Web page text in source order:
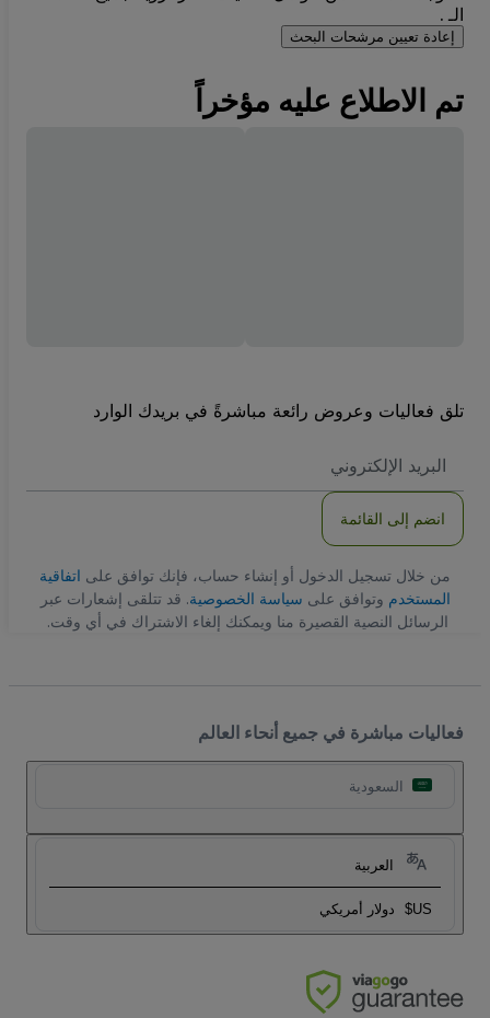
الـ .
إعادة تعيين مرشحات البحث
تم الاطلاع عليه مؤخراً
تلق فعاليات وعروض رائعة مباشرةً في بريدك الوارد
الاكتروني
انضم إلى القائمة
من خلال تسجيل الدخول أو إنشاء حساب، فإنك توافق على اتفاقية
المستخدم وتوافق على سياسة الخصوصية. قد تتلقى إشعارات عبر
الرسائل النصية القصيرة منا ويمكنك إلغاء الاشتراك في أي وقت.
فعاليات مباشرة في جميع أنحاء العالم
السعودية
العربية
US$ دولار أمريكي